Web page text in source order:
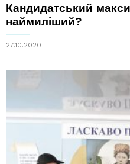
Кандидатський
наймиліший?
27.10.2020